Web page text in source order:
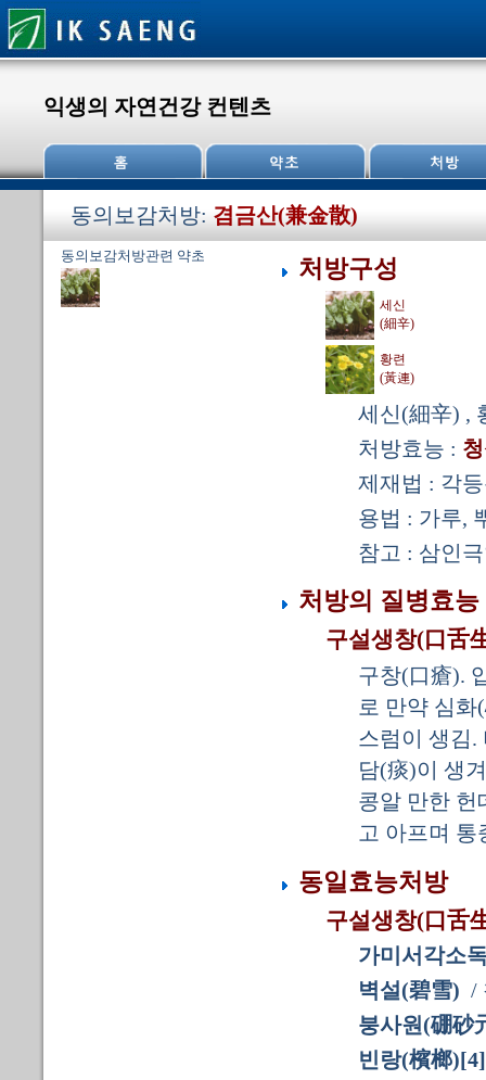
익생의 자연건강 컨텐츠
동의보감처방: 겸금산(兼金散)
동의보감처방관련 약초 처방구성
세신
(細辛)
황련
(黃連)
세신(細辛) ,
처방효능 :
제재법 : 각
용법 : 가루,
참고 : 삼인
처방의 질병효능
구설생창(口舌
구창(口瘡).
로 만약 심
스럼이 생김.
담(痰)이 생
콩알 만한 헌
고 아프며
동일효능처방
구설생창(口舌
가미서각소
벽설(碧雪) /
붕사원(硼砂
빈랑(檳榔)[4]